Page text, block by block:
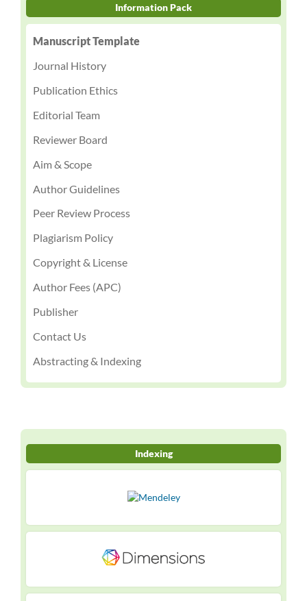
Information Pack
Manuscript Template
Journal History
Publication Ethics
Editorial Team
Reviewer Board
Aim & Scope
Author Guidelines
Peer Review Process
Plagiarism Policy
Copyright & License
Author Fees (APC)
Publisher
Contact Us
Abstracting & Indexing
Indexing